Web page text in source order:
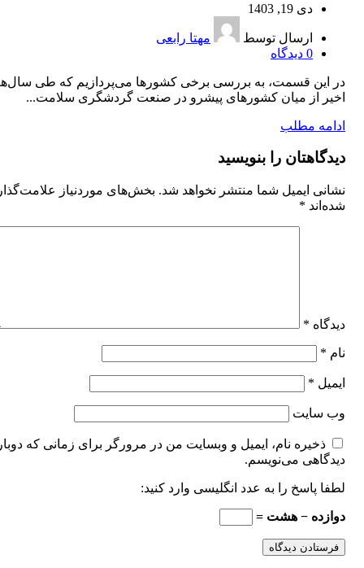
دی 19, 1403
ارسال توسط
مهتا رابعی
0 دیدگاه
در این قسمت، به بررسی برخی کشورها می‌پردازیم که طی
اخیر از میان کشورهای پیشرو در صنعت گردشگری سلامت...
ادامه مطلب
دیدگاهتان را بنویسید
نشانی ایمیل شما منتشر نخواهد شد. بخش‌های موردنیاز
شده‌اند *
دیدگاه *
نام *
ایمیل *
وب‌ سایت
ذخیره نام، ایمیل و وبسایت من در مرورگر برای زمانی که
دیدگاهی می‌نویسم.
لطفا پاسخ را به عدد انگلیسی وارد کنید:
دوازده − هشت =